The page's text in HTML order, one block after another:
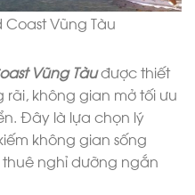
Coast Vũng Tàu
Vũng Tàuđược thiết
rãi, không gian mở tối ưu
Đây là lựa chọn lý
không gian sống
nghỉ dưỡng ngắn